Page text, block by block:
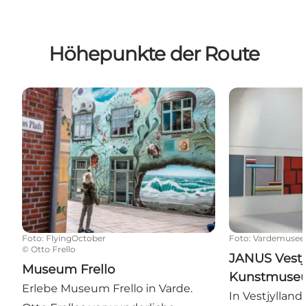
Höhepunkte der Route
Museum Frello
Foto: FlyingOctober
© Otto Frello
Museum Frello
Erlebe Museum Frello in Varde.
JANUS
Foto:
JANUS
In